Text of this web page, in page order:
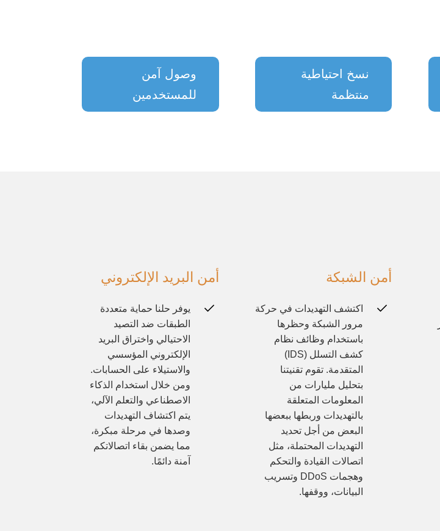
وصول آمن
للمستخدمين
نسخ احتياطية
منتظمة
أمن البريد الإلكتروني
يوفر حلنا حماية متعددة
الطبقات ضد التصيد
الاحتيالي واختراق البريد
الإلكتروني المؤسسي
والاستيلاء على الحسابات.
ومن خلال استخدام الذكاء
الاصطناعي والتعلم الآلي،
يتم اكتشاف التهديدات
وصدها في مرحلة مبكرة،
مما يضمن بقاء اتصالاتكم
آمنة دائمًا.
أمن الشبكة
اكتشف التهديدات في حركة
مرور الشبكة وحظرها
باستخدام وظائف نظام
كشف التسلل (IDS)
المتقدمة. تقوم تقنيتنا
بتحليل مليارات من
المعلومات المتعلقة
بالتهديدات وربطها ببعضها
البعض من أجل تحديد
التهديدات المحتملة، مثل
اتصالات القيادة والتحكم
وهجمات DDoS وتسريب
البيانات، ووقفها.